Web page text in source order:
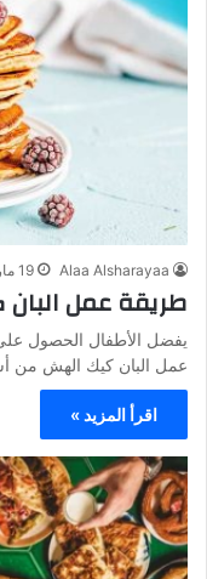
Alaa Alsharayaa 19 مارس، 2025
طريقة عمل
يفضل الأطفال الحصول
عمل البان كيك الهش من
اقرأ المزيد »